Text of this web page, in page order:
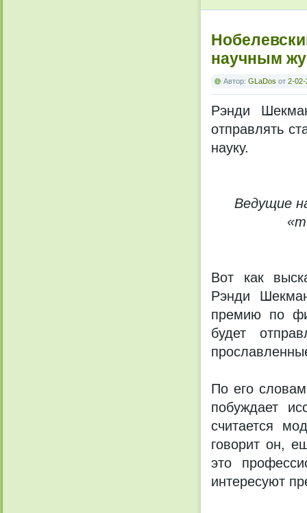
научным
Автор: GLaDos от 2-02-
Рэнди
отправлять
науку.
Ведущие
Вот как
Рэнди
премию по
будет
По его
побуждает
считается
говорит он,
это
интересуют